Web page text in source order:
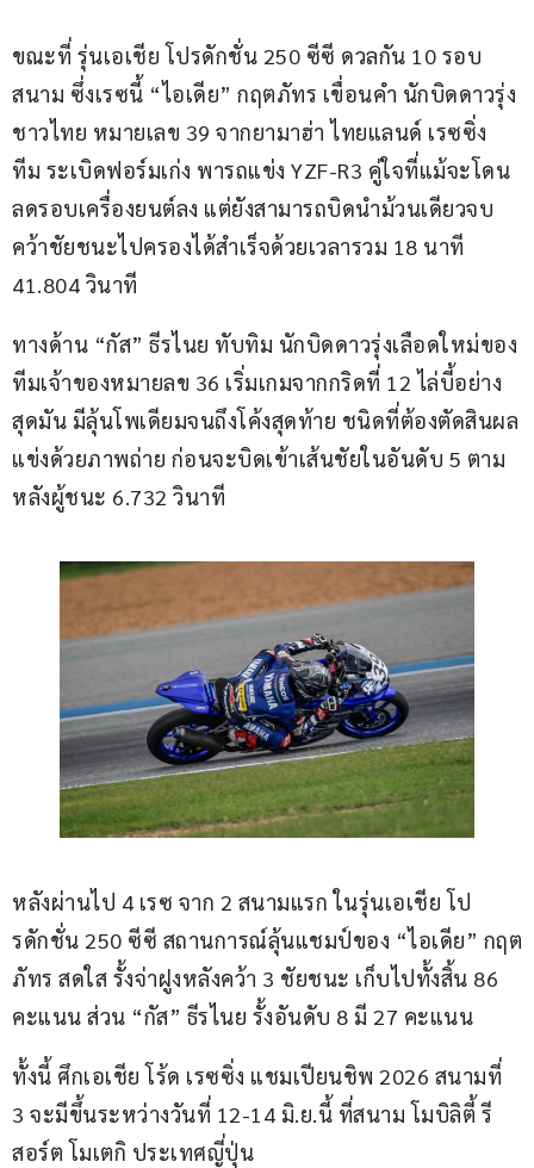
ขณะที่ รุ่นเอเชีย โปรดักชั่น 250 ซีซี ดวลกัน 10 รอบ
สนาม ซึ่งเรซนี้ “ไอเดีย” กฤตภัทร เขื่อนคำ นักบิดดาวรุ่ง
ชาวไทย หมายเลข 39 จากยามาฮ่า ไทยแลนด์ เรซซิ่ง
ทีม ระเบิดฟอร์มเก่ง พารถแข่ง YZF-R3 คู่ใจที่แม้จะโดน
ลดรอบเครื่องยนต์ลง แต่ยังสามารถบิดนำม้วนเดียวจบ
คว้าชัยชนะไปครองได้สำเร็จด้วยเวลารวม 18 นาที
41.804 วินาที
ทางด้าน “กัส” ธีรไนย ทับทิม นักบิดดาวรุ่งเลือดใหม่ของ
ทีมเจ้าของหมายลข 36 เริ่มเกมจากกริดที่ 12 ไล่บี้อย่าง
สุดมัน มีลุ้นโพเดียมจนถึงโค้งสุดท้าย ชนิดที่ต้องตัดสินผล
แข่งด้วยภาพถ่าย ก่อนจะบิดเข้าเส้นชัยในอันดับ 5 ตาม
หลังผู้ชนะ 6.732 วินาที
หลังผ่านไป 4 เรซ จาก 2 สนามแรก ในรุ่นเอเชีย โป
รดักชั่น 250 ซีซี สถานการณ์ลุ้นแชมป์ของ “ไอเดีย” กฤต
ภัทร สดใส รั้งจ่าฝูงหลังคว้า 3 ชัยชนะ เก็บไปทั้งสิ้น 86
คะแนน ส่วน “กัส” ธีรไนย รั้งอันดับ 8 มี 27 คะแนน
ทั้งนี้ ศึกเอเชีย โร้ด เรซซิ่ง แชมเปียนชิพ 2026 สนามที่
3 จะมีขึ้นระหว่างวันที่ 12-14 มิ.ย.นี้ ที่สนาม โมบิลิตี้ รี
สอร์ต โมเตกิ ประเทศญี่ปุ่น